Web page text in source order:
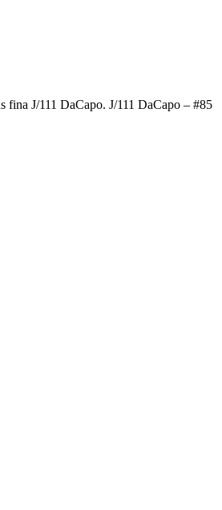
fina J/111 DaCapo. J/111 DaCapo – #85